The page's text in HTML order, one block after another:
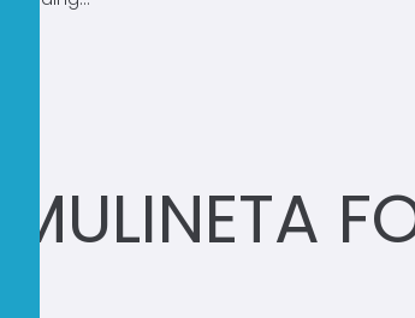
MULINETA